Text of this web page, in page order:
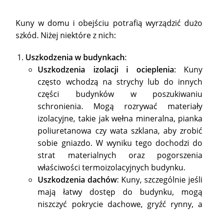
Kuny w domu i obejściu potrafią wyrządzić dużo
szkód. Niżej niektóre z nich:
Uszkodzenia w budynkach:
Uszkodzenia izolacji i ocieplenia: Kuny
często wchodzą na strychy lub do innych
części budynków w poszukiwaniu
schronienia. Mogą rozrywać materiały
izolacyjne, takie jak wełna mineralna, pianka
poliuretanowa czy wata szklana, aby zrobić
sobie gniazdo. W wyniku tego dochodzi do
strat materialnych oraz pogorszenia
właściwości termoizolacyjnych budynku.
Uszkodzenia dachów: Kuny, szczególnie jeśli
mają łatwy dostęp do budynku, mogą
niszczyć pokrycie dachowe, gryźć rynny, a